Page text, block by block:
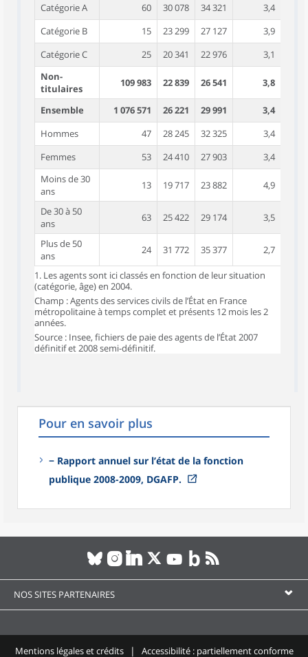
Catégorie A 60 30 078 34 321
3,4
Catégorie B
15 23 299 27 127
3,9
Catégorie C
25 20 341 22 976
3,1
Non-
titulaires
109 983 22 839 26 541 3,8
Ensemble 1 076 571 26 221 29 991
3,4
Hommes
47 28 245 32 325
3,4
Femmes
53 24 410 27 903
3,4
Moins de 30
ans
13 19 717 23 882 4,9
De 30 à 50
ans
63 25 422 29 174 3,5
Plus de 50
ans
24 31 772 35 377 2,7
1. Les agents sont ici classés en fonction de leur situation
(catégorie, âge) en 2004.
Champ : Agents des services civils de l’État en France
métropolitaine à temps complet et présents 12 mois les 2
années.
Source : Insee, fichiers de paie des agents de l’État 2007
définitif et 2008 semi-définitif.
Pour en savoir plus
− Rapport annuel sur l’état de la fonction
publique 2008-2009, DGAFP.
NOS SITES PARTENAIRES
Mentions légales et crédits Accessibilité : partiellement conforme